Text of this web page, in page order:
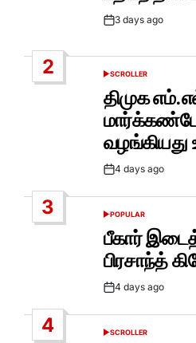
Post3 days ago
2
POSTED
SCROLLER
திமுக
வழங்கியது
Post4 days ago
3
POSTED
POPULAR
பீகார்
பிரசாந்த்
Post4 days ago
4
POSTED
SCROLLER